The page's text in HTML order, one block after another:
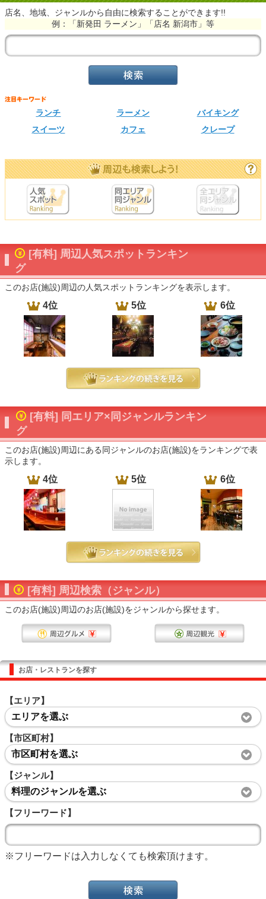
店名、地域、ジャンルから自由に検索することができます!!
例：「新発田 ラーメン」「店名 新潟市」等
ランチ ラーメン
バイキング
スイーツ
カフェ クレープ
[有料] 周辺人気スポットランキン
グ
このお店(施設)周辺の人気スポットランキングを表示します。
4位 5位 6位
[有料] 同エリア×同ジャンルランキン
グ
このお店(施設)周辺にある同ジャンルのお店(施設)をランキングで表
示します。
4位 5位 6位
[有料] 周辺検索（ジャンル）
このお店(施設)周辺のお店(施設)をジャンルから探せます。
お店・レストランを探す
【エリア】
エリアを選ぶ
【市区町村】
市区町村を選ぶ
【ジャンル】
料理のジャンルを選ぶ
【フリーワード】
※フリーワードは入力しなくても検索頂けます。